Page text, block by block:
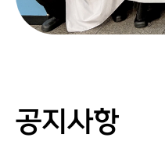
공지사항